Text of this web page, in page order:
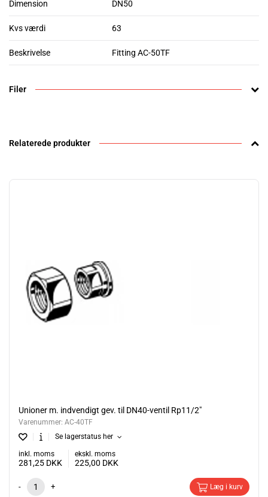
Dimension DN50
Kvs værdi 63
Beskrivelse Fitting AC-50TF
Filer
Relaterede produkter
Unioner m. indvendigt gev. til DN40-ventil Rp11/2"
Varenummer: AC-40TF
Se lagerstatus her
inkl. moms
281,25 DKK
ekskl. moms
225,00 DKK
- + Læg i kurv